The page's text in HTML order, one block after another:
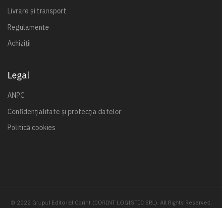
Livrare și transport
Regulamente
Achiziții
Legal
ANPC
Confidențialitate și protecția datelor
Politică cookies
© 2022 Grupul Editorial Corint (CORINT LOGISTIC SRL). All Rights Reserved.